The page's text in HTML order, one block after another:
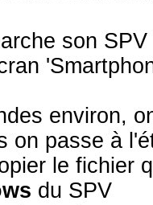
son SPV
environ,
on passe à
le fichier
du SPV